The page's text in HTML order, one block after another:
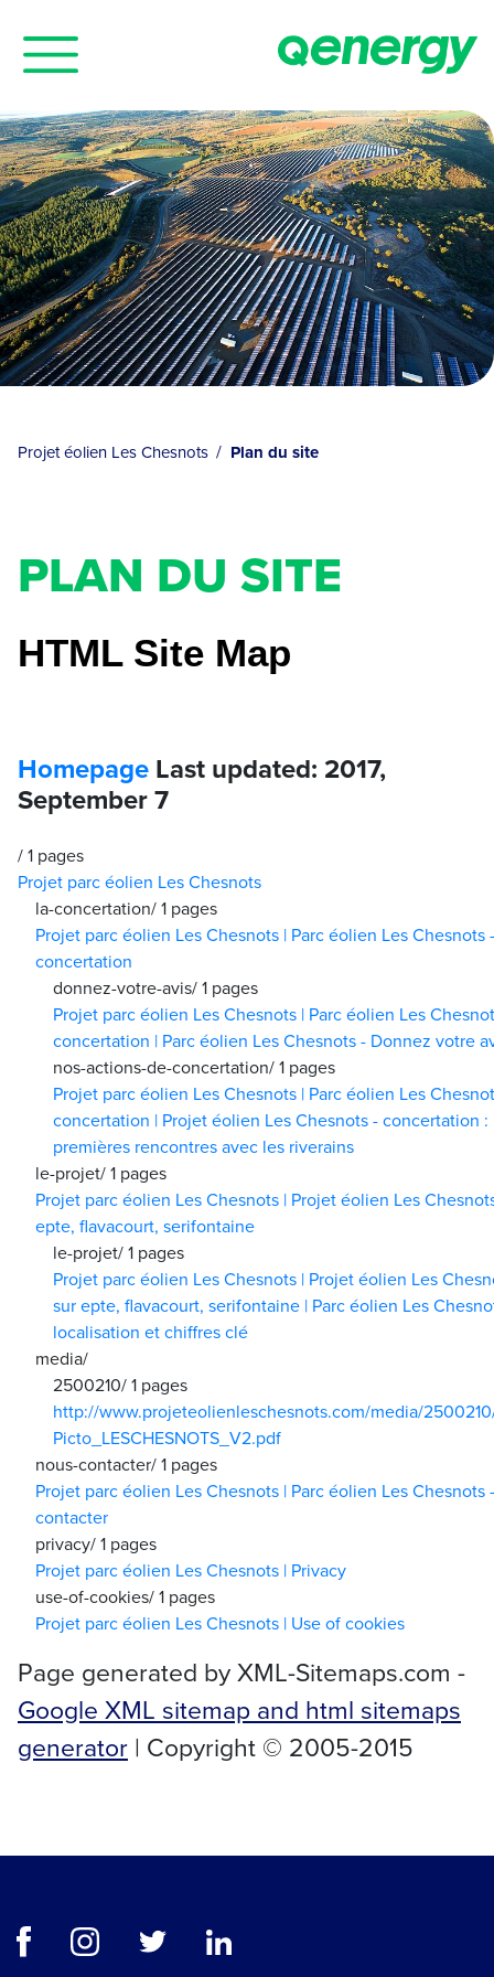
Projet éolien Les Chesnots Plan du site
PLAN DU SITE
HTML Site Map
Homepage Last updated: 2017,
September 7
/ 1 pages
Projet parc éolien Les Chesnots
la-concertation/ 1 pages
Projet parc éolien Les Chesnots | Parc éolien Les Chesnots
concertation
donnez-votre-avis/ 1 pages
Projet parc éolien Les Chesnots | Parc éolien Les
concertation | Parc éolien Les Chesnots - Donnez votre
nos-actions-de-concertation/ 1 pages
Projet parc éolien Les Chesnots | Parc éolien Les
concertation | Projet éolien Les Chesnots - concertation :
premières rencontres avec les riverains
le-projet/ 1 pages
Projet parc éolien Les Chesnots | Projet éolien Les
epte, flavacourt, serifontaine
le-projet/ 1 pages
Projet parc éolien Les Chesnots | Projet éolien Les
sur epte, flavacourt, serifontaine | Parc éolien Les
localisation et chiffres clé
media/
2500210/ 1 pages
http://www.projeteolienleschesnots.com/media/
Picto_LESCHESNOTS_V2.pdf
nous-contacter/ 1 pages
Projet parc éolien Les Chesnots | Parc éolien Les Chesnots
contacter
privacy/ 1 pages
Projet parc éolien Les Chesnots | Privacy
use-of-cookies/ 1 pages
Projet parc éolien Les Chesnots | Use of cookies
Page generated by XML-Sitemaps.com -
Google XML sitemap and html sitemaps
generator | Copyright © 2005-2015